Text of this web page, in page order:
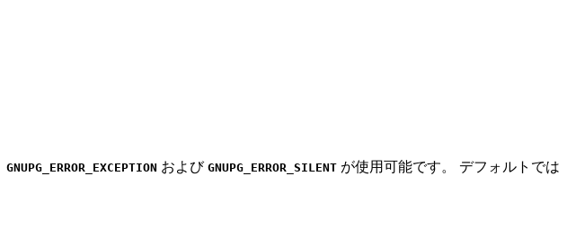
GNUPG_ERROR_EXCEPTION および GNUPG_ERROR_SILENT が使用可能です。 デフォルトでは